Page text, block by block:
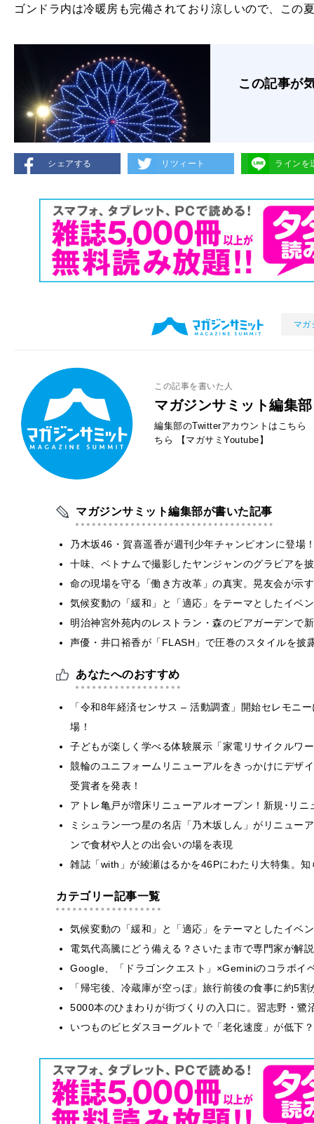
ゴンドラ内は冷暖房も完備されており涼しいので、この
この記事が
シェアする リツィート ラインを
マガ
この記事を書いた人
マガジンサミット編集部
編集部のTwitterアカウントはこちら
ちら
【マガサミYoutube】
マガジンサミット編集部が書いた記事
乃木坂46・賀喜遥香が週刊少年チャンピオンに登
十味、ベトナムで撮影したヤンジャンのグラビアを
命の現場を守る「働き方改革」の真実。晃友会が示
気候変動の「緩和」と「適応」をテーマとしたイベ
明治神宮外苑内のレストラン・森のビアガーデンで
声優・井口裕香が「FLASH」で圧巻のスタイルを
あなたへのおすすめ
「令和8年経済センサス – 活動調査」開始セレモニ
場！
子どもが楽しく学べる体験展示「家電リサイクルワ
競輪のユニフォームリニューアルをきっかけにデザ
受賞者を発表！
アトレ亀戸が増床リニューアルオープン！新規･リ
ミシュラン一つ星の名店「乃木坂しん」がリニュー
ンで食材や人との出会いの場を表現
雑誌「with」が綾瀬はるかを46Pにわたり大特集。
カテゴリー記事一覧
気候変動の「緩和」と「適応」をテーマとしたイベ
電気代高騰にどう備える？さいたま市で専門家が解
Google、「ドラゴンクエスト」×Geminiのコラボイ
「帰宅後、冷蔵庫が空っぽ」旅行前後の食事に約5
5000本のひまわりが街づくりの入口に。習志野・
いつものビヒダスヨーグルトで「老化速度」が低